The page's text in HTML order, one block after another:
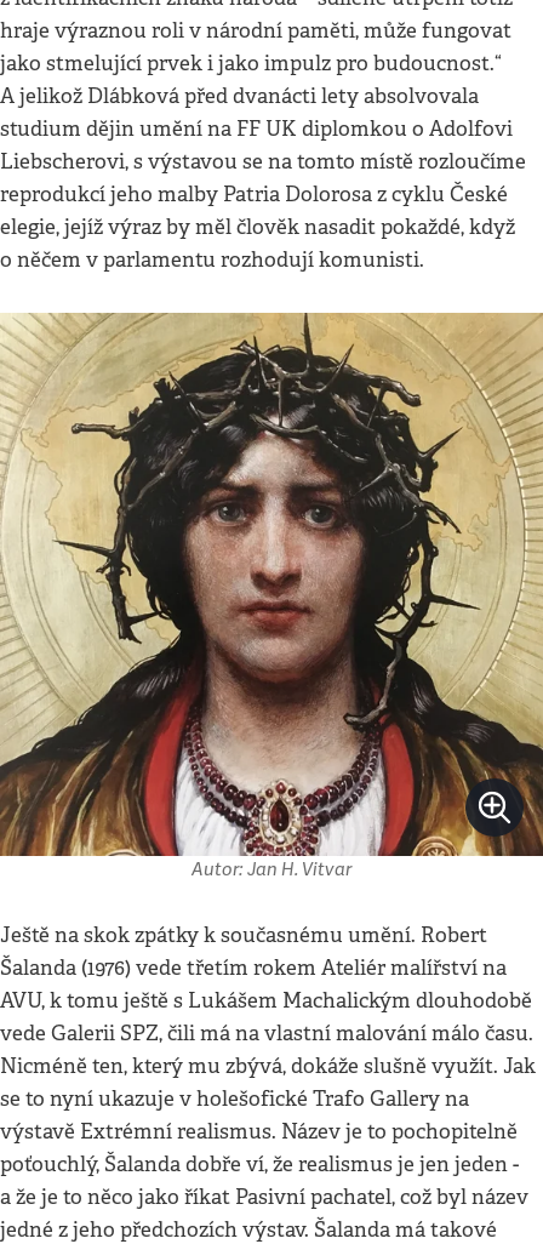
hraje výraznou roli v národní paměti, může fungovat
jako stmelující prvek i jako impulz pro budoucnost.“
A jelikož Dlábková před dvanácti lety absolvovala
studium dějin umění na FF UK diplomkou o Adolfovi
Liebscherovi, s výstavou se na tomto místě rozloučíme
reprodukcí jeho malby Patria Dolorosa z cyklu České
elegie, jejíž výraz by měl člověk nasadit pokaždé, když
o něčem v parlamentu rozhodují komunisti.
Autor: Jan H. Vitvar
Ještě na skok zpátky k současnému umění. Robert
Šalanda (1976) vede třetím rokem Ateliér malířství na
AVU, k tomu ještě s Lukášem Machalickým dlouhodobě
vede Galerii SPZ, čili má na vlastní malování málo času.
Nicméně ten, který mu zbývá, dokáže slušně využít. Jak
se to nyní ukazuje v holešofické Trafo Gallery na
výstavě Extrémní realismus. Název je to pochopitelně
poťouchlý, Šalanda dobře ví, že realismus je jen jeden -
a že je to něco jako říkat Pasivní pachatel, což byl název
jedné z jeho předchozích výstav. Šalanda má takové